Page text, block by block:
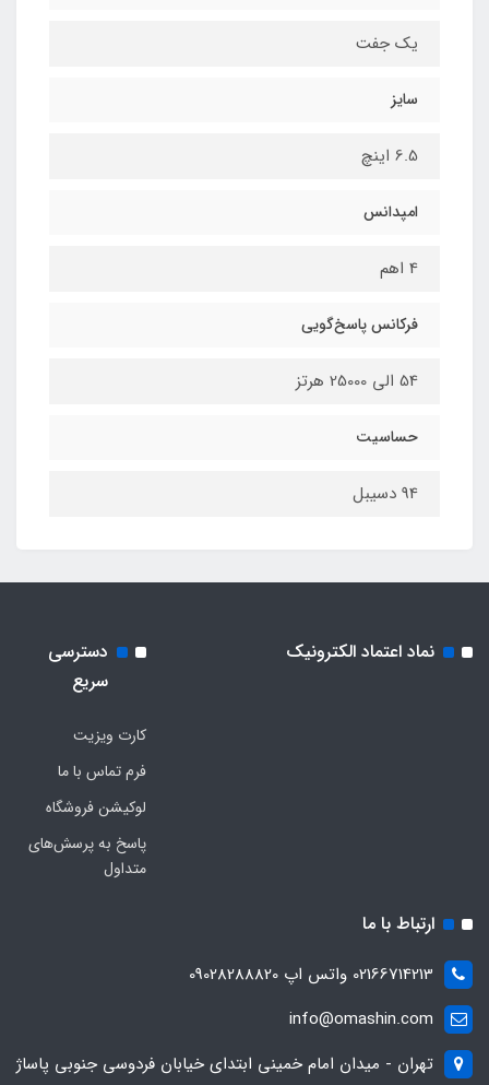
یک جفت
سایز
6.5 اینچ
امپدانس
4 اهم
فرکانس پاسخ‌گویی
54 الی 25000 هرتز
حساسیت
94 دسیبل
نماد اعتماد الکترونیک
دسترسی
سریع
کارت ویزیت
فرم تماس با ما
لوکیشن فروشگاه
پاسخ به پرسش‌های
متداول
ارتباط با ما
02166714213 واتس اپ 09028288820
info@omashin.com
تهران - میدان امام خمینی ابتدای خیابان فردوسی جنوبی پاساژ